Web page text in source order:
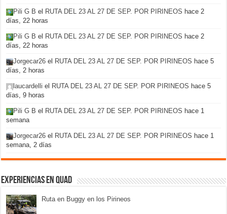
Pili G B el RUTA DEL 23 AL 27 DE SEP. POR PIRINEOS hace 2
días, 22 horas
Pili G B el RUTA DEL 23 AL 27 DE SEP. POR PIRINEOS hace 2
días, 22 horas
Jorgecar26 el RUTA DEL 23 AL 27 DE SEP. POR PIRINEOS hace 5
días, 2 horas
laucardelli el RUTA DEL 23 AL 27 DE SEP. POR PIRINEOS hace 5
días, 9 horas
Pili G B el RUTA DEL 23 AL 27 DE SEP. POR PIRINEOS hace 1
semana
Jorgecar26 el RUTA DEL 23 AL 27 DE SEP. POR PIRINEOS hace 1
semana, 2 días
Experiencias en Quad
Ruta en Buggy en los Pirineos